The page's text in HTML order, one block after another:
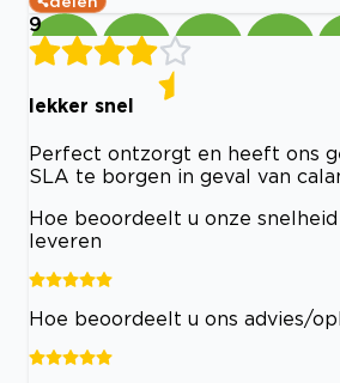
9
lekker snel
Perfect ontzorgt en heeft ons
SLA te borgen in geval van
Hoe beoordeelt u onze
leveren
Hoe beoordeelt u ons advies/